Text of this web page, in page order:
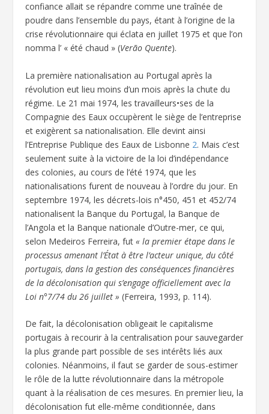
confiance allait se répandre comme une traînée de
poudre dans l’ensemble du pays, étant à l’origine de la
crise révolutionnaire qui éclata en juillet 1975 et que l’on
nomma l’ « été chaud » (Verão Quente).
La première nationalisation au Portugal après la
révolution eut lieu moins d’un mois après la chute du
régime. Le 21 mai 1974, les travailleurs•ses de la
Compagnie des Eaux occupèrent le siège de l’entreprise
et exigèrent sa nationalisation. Elle devint ainsi
l’Entreprise Publique des Eaux de Lisbonne 2. Mais c’est
seulement suite à la victoire de la loi d’indépendance
des colonies, au cours de l’été 1974, que les
nationalisations furent de nouveau à l’ordre du jour. En
septembre 1974, les décrets-lois n°450, 451 et 452/74
nationalisent la Banque du Portugal, la Banque de
l’Angola et la Banque nationale d’Outre-mer, ce qui,
selon Medeiros Ferreira, fut« la premier étape dans le
processus amenant l’État à être l’acteur unique, du côté
portugais, dans la gestion des conséquences financières
de la décolonisation qui s’engage officiellement avec la
Loi n°7/74 du 26 juillet » (Ferreira, 1993, p. 114).
De fait, la décolonisation obligeait le capitalisme
portugais à recourir à la centralisation pour sauvegarder
la plus grande part possible de ses intérêts liés aux
colonies. Néanmoins, il faut se garder de sous-estimer
le rôle de la lutte révolutionnaire dans la métropole
quant à la réalisation de ces mesures. En premier lieu, la
décolonisation fut elle-même conditionnée, dans